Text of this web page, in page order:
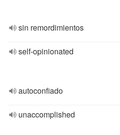
sin remordimientos
self-opinionated
autoconfiado
unaccomplished